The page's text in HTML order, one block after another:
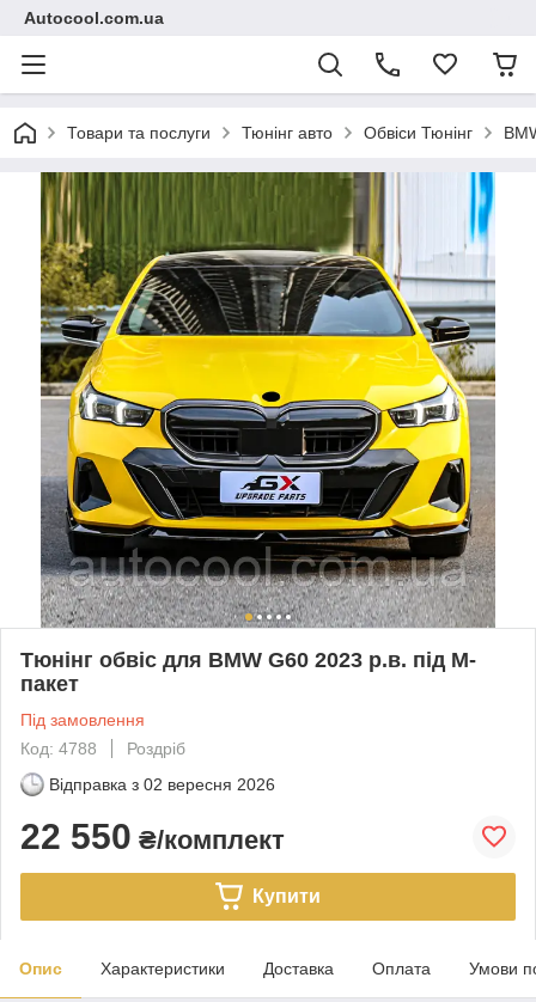
Autocool.com.ua
Товари та послуги Тюнінг авто Обвіси Тюнінг
Тюнінг обвіс для BMW G60 2023 р.в. під М-
пакет
Під замовлення
Код: 4788
Роздріб
Відправка з 02 вересня 2026
22 550 ₴/комплект
Купити
Опис Характеристики Доставка Оплата Умови